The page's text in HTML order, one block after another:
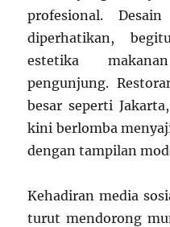
profesional.
diperhatikan,
estetika
pengunjung.
besar seperti
kini berlomba
dengan tampilan
Kehadiran media
turut mendorong